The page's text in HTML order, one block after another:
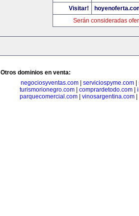
Visitar!
Serán consideradas
Otros dominios en venta:
negociosyventas.com
serviciospyme.com
turismorionegro.com
comprardetodo.com
parquecomercial.com
vinosargentina.com